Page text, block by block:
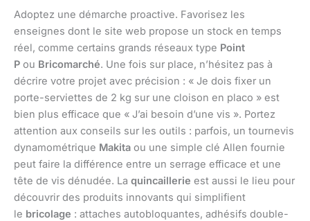
Adoptez une démarche proactive. Favorisez les
enseignes dont le site web propose un stock en temps
réel, comme certains grands réseaux type Point
P ou Bricomarché. Une fois sur place, n’hésitez pas à
décrire votre projet avec précision : « Je dois fixer un
porte-serviettes de 2 kg sur une cloison en placo » est
bien plus efficace que « J’ai besoin d’une vis ». Portez
attention aux conseils sur les outils : parfois, un tournevis
dynamométrique Makita ou une simple clé Allen fournie
peut faire la différence entre un serrage efficace et une
tête de vis dénudée. La quincaillerie est aussi le lieu pour
découvrir des produits innovants qui simplifient
le bricolage : attaches autobloquantes, adhésifs double-